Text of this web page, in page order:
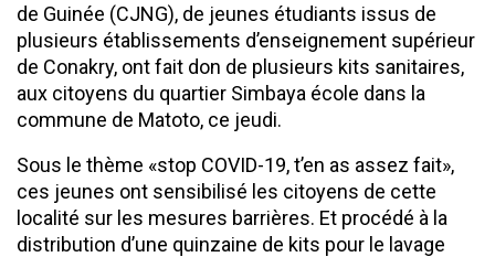
de Guinée (CJNG), de jeunes étudiants issus de
plusieurs établissements d’enseignement supérieur
de Conakry, ont fait don de plusieurs kits sanitaires,
aux citoyens du quartier Simbaya école dans la
commune de Matoto, ce jeudi.
Sous le thème «stop COVID-19, t’en as assez fait»,
ces jeunes ont sensibilisé les citoyens de cette
localité sur les mesures barrières. Et procédé à la
distribution d’une quinzaine de kits pour le lavage